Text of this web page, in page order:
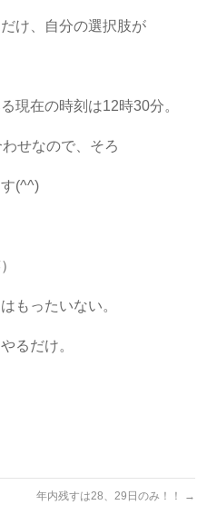
け、自分の選択肢が
現在の時刻は12時30分。
せなので、そろ
(^^)
もったいない。
るだけ。
年内残すは28、29日のみ！！ →